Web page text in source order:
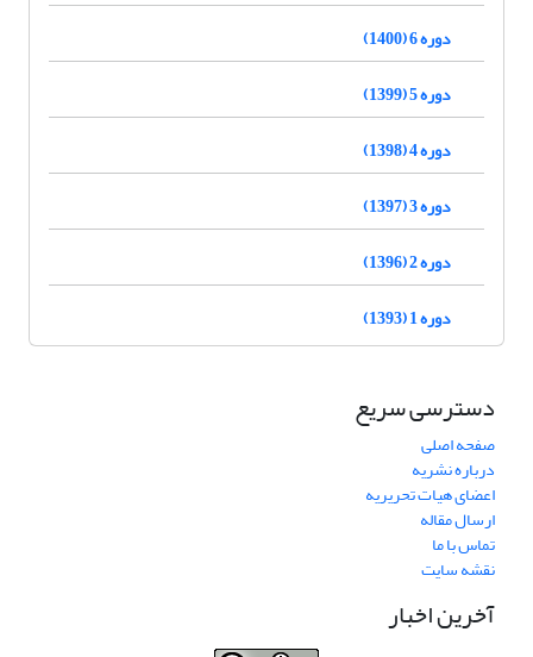
دوره 6 (1400)
دوره 5 (1399)
دوره 4 (1398)
دوره 3 (1397)
دوره 2 (1396)
دوره 1 (1393)
دسترسی سریع
صفحه اصلی
درباره نشریه
اعضای هیات تحریریه
ارسال مقاله
تماس با ما
نقشه سایت
آخرین اخبار